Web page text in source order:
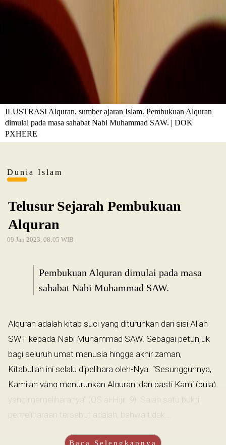
ILUSTRASI Alquran, sumber ajaran Islam. Pembukuan Alquran
dimulai pada masa sahabat Nabi Muhammad SAW. | DOK
PXHERE
Dunia Islam
Telusur Sejarah Pembukuan
Alquran
09 Jan 2023, 08:05 WIB
Pembukuan Alquran dimulai pada masa
sahabat Nabi Muhammad SAW.
Alquran adalah kitab suci yang diturunkan dari sisi Allah
SWT kepada Nabi Muhammad SAW. Sebagai petunjuk
bagi seluruh umat manusia hingga akhir zaman,
Kitabullah ini selalu dipelihara oleh-Nya. “Sesungguhnya,
Kamilah yang menurunkan Alquran, dan pasti Kami (pula)
yang memeliharanya” (QS al-Hijr: 9). Salah satu bukti
pemeliharaan tersebut adalah, bahwa tidak...
Baca Selengkapnya